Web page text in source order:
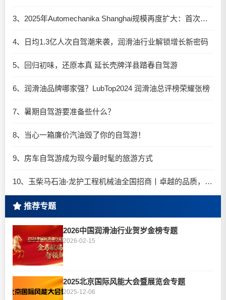
3、2025年Automechanika Shanghai规模再度扩大：首次启用国家会展中心（上海）全部15个展馆
4、日均1.3亿人次自驾潮来袭，润滑油行业解锁增长新密码​
5、回归初味，还原本真 延长壳牌洋县踏春自驾游
6、润滑油品牌哪家强？LubTop2024 润滑油总评榜荣耀张榜
7、暑期自驾游要准备些什么？
8、当心一箱廉价汽油毁了你的自驾游！
9、房车自驾游成为现今最时髦的旅游方式
10、玉柴马石油-龙护工程机械油全国招商丨卓越的品质，专业的品牌！
推荐专题
2026中国润滑油行业贺岁金榜专题
2026-02-15
2025北京国际风能大会暨展览会专题
2025-12-06